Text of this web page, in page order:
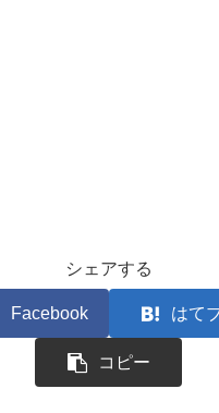
シェアする
Facebook はて
コピー